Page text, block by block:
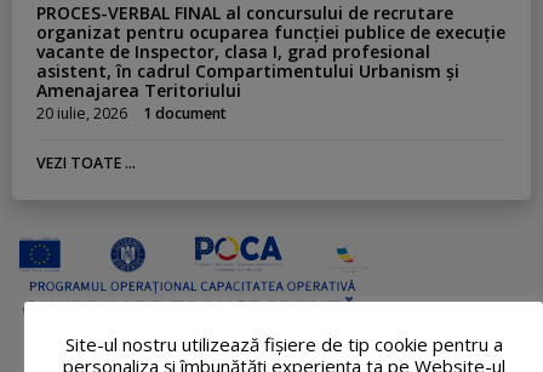
PROCES-VERBAL FINAL al concursului de recrutare
organizat pentru ocuparea funcției publice de execuție
vacante de Inspector, clasa I, grad profesional
asistent, în cadrul Compartimentului Urbanism și
Amenajarea Teritoriului
20 iulie, 2026 1 document
VEZI TOATE ...
Site-ul nostru utilizează fişiere de tip cookie pentru a
personaliza și îmbunătăți experiența ta pe Website-ul